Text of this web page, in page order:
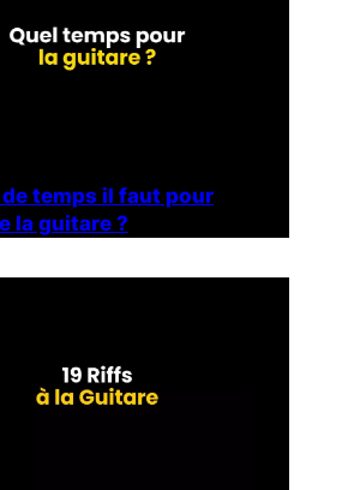
temps il faut pour
la guitare ?